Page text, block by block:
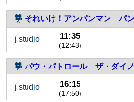
それいけ！アンパンマン パ
j studio 11:35
(12:43)
パウ・パトロール ザ・ダイ
j studio 16:15
(17:50)